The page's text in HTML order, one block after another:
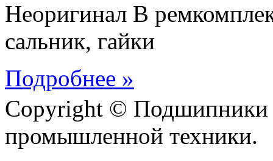
Неоригинал В
сальник, гайки
Подробнее »
Copyright © Подшипники
промышленной техники.